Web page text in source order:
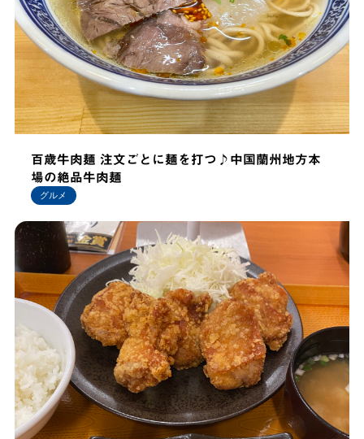
百歳牛肉麺 注文ごとに麺を打つ♪中国蘭州地方本
場の絶品牛肉麺
グルメ